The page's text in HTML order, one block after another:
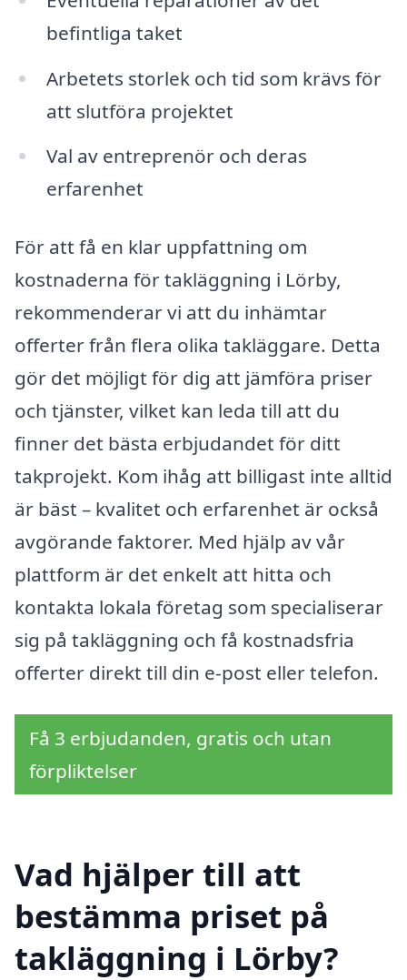
befintliga taket
Arbetets storlek och tid som krävs för
att slutföra projektet
Val av entreprenör och deras
erfarenhet
För att få en klar uppfattning om
kostnaderna för takläggning i Lörby,
rekommenderar vi att du inhämtar
offerter från flera olika takläggare. Detta
gör det möjligt för dig att jämföra priser
och tjänster, vilket kan leda till att du
finner det bästa erbjudandet för ditt
takprojekt. Kom ihåg att billigast inte alltid
är bäst – kvalitet och erfarenhet är också
avgörande faktorer. Med hjälp av vår
plattform är det enkelt att hitta och
kontakta lokala företag som specialiserar
sig på takläggning och få kostnadsfria
offerter direkt till din e-post eller telefon.
Få 3 erbjudanden, gratis och utan
förpliktelser
Vad hjälper till att
bestämma priset på
takläggning i Lörby?